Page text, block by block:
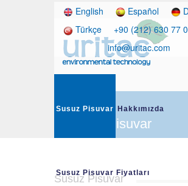
English Español
Türkçe
+90 (212) 630 77
info@uritac.com
Susuz Pisuvar Hakkımızda
Susuz Pisuvar Fiyatları
Susuz Pisuvar
Susuz Pisuvar